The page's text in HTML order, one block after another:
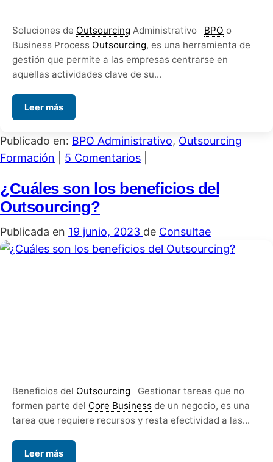
Soluciones de Outsourcing Administrativo BPO o
Business Process Outsourcing, es una herramienta de
gestión que permite a las empresas centrarse en
aquellas actividades clave de su...
Leer más
Publicado en: BPO Administrativo, Outsourcing
Formación
5 Comentarios
¿Cuáles son los beneficios del
Outsourcing?
Publicada en 19 junio, 2023 de Consultae
Beneficios del Outsourcing Gestionar tareas que no
formen parte del Core Business de un negocio, es una
tarea que requiere recursos y resta efectividad a las...
Leer más